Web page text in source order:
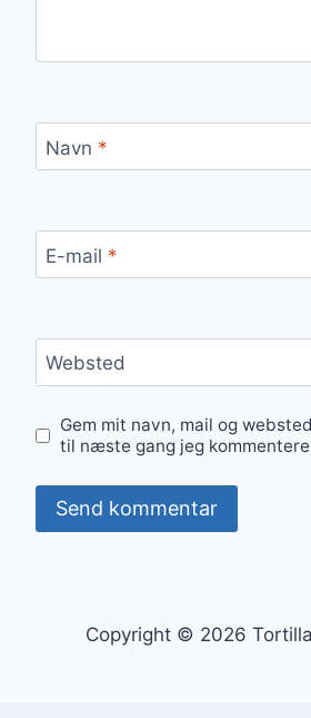
Navn *
E-mail *
Websted
Gem mit navn, mail og
til næste gang jeg
Copyright © 2026